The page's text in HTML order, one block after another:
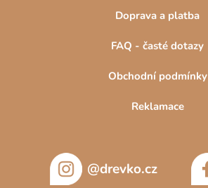
Doprava a platba
FAQ - časté dotazy
Obchodní podmínky
Reklamace
@drevko.cz